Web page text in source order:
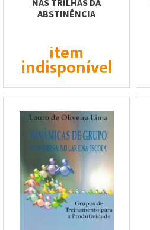
NAS TRILHAS DA
ABSTINÊNCIA
item
indisponível